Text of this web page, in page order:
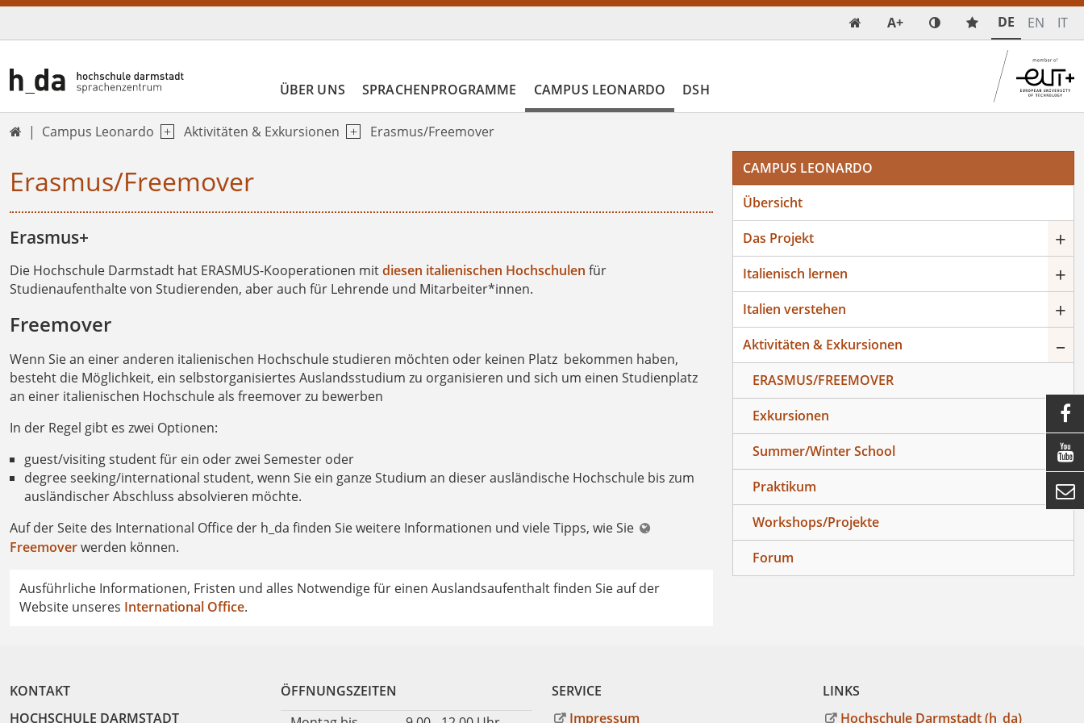
 A+ DE EN IT
ÜBER UNS SPRACHENPROGRAMME CAMPUS LEONARDO DSH
 Campus Leonardo Aktivitäten & Exkursionen Erasmus/Freemover
Erasmus/Freemover
Erasmus+
Die Hochschule Darmstadt hat ERASMUS-Kooperationen mitdiesen italienischen Hochschulen für
Studienaufenthalte von Studierenden, aber auch für Lehrende und Mitarbeiter*innen.
Freemover
Wenn Sie an einer anderen italienischen Hochschule studieren möchten oder keinen Platz bekommen haben,
besteht die Möglichkeit, ein selbstorganisiertes Auslandsstudium zu organisieren und sich um einen Studienplatz
an einer italienischen Hochschule als freemover zu bewerben
In der Regel gibt es zwei Optionen:
guest/visiting student für ein oder zwei Semester oder
degree seeking/international student, wenn Sie ein ganze Studium an dieser ausländische Hochschule bis zum
ausländischer Abschluss absolvieren möchte.
Auf der Seite des International Office der h_da finden Sie weitere Informationen und viele Tipps, wie Sie
Freemoverwerden können.
Ausführliche Informationen, Fristen und alles Notwendige für einen Auslandsaufenthalt finden Sie auf der
Website unseres International Office.
CAMPUS LEONARDO
Übersicht
Das Projekt
+
Italienisch lernen +
Italien verstehen +
Aktivitäten & Exkursionen
ERASMUS/FREEMOVER
Exkursionen
Summer/Winter School
Praktikum
Workshops/Projekte
Forum
–
KONTAKT
HOCHSCHULE DARMSTADT
ÖFFNUNGSZEITEN
SERVICE
Impressum
LINKS
Hochschule Darmstadt (h_da)


